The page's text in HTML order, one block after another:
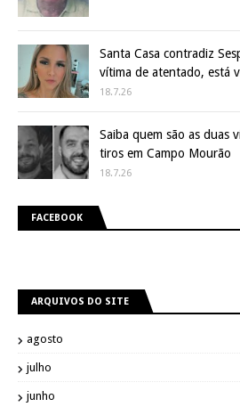
Santa Casa contradiz
vítima de atentado, está
18.7.26
Saiba quem são as duas
tiros em Campo Mourão
18.7.26
FACEBOOK
ARQUIVOS DO SITE
agosto
julho
junho